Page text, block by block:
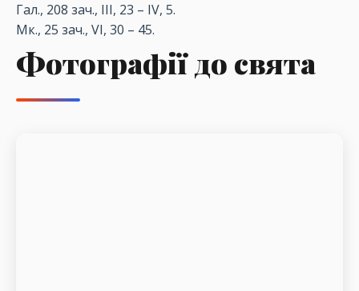
Гал., 208 зач., III, 23 – IV, 5.
Мк., 25 зач., VI, 30 – 45.
Фотографії до свята